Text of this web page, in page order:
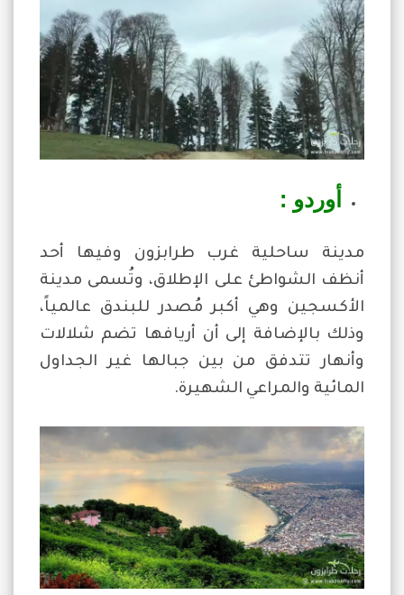
أوردو :
مدينة ساحلية غرب طرابزون وفيها أحد
أنظف الشواطئ على الإطلاق، وتُسمى مدينة
الأكسجين وهي أكبر مُصدر للبندق عالمياً،
وذلك بالإضافة إلى أن أريافها تضم شلالات
وأنهار تتدفق من بين جبالها غير الجداول
المائية والمراعي الشهيرة.